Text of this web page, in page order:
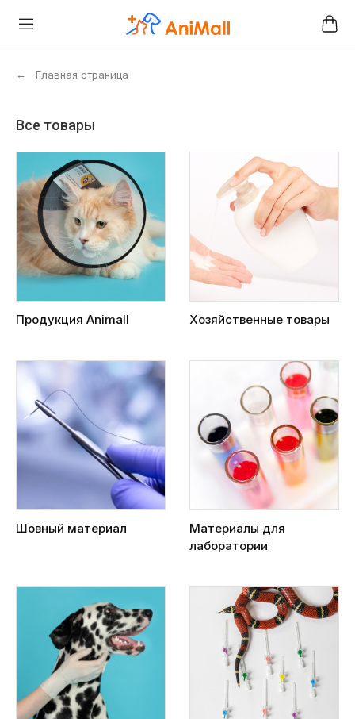
← Главная страница
Все товары
Продукция Animall Хозяйственные товары
Шовный материал
Материалы для
лаборатории